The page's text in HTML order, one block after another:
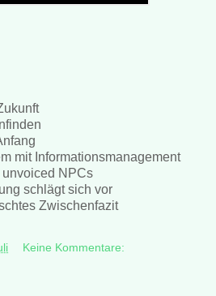
mit Informationsmanagement
NPCs
schlägt sich vor
Zwischenfazit
Keine Kommentare: